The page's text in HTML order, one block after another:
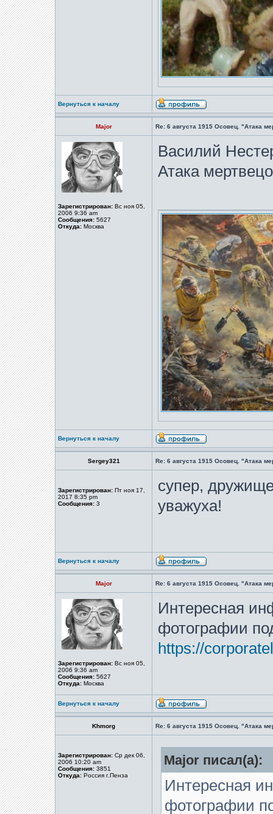
Вернуться к началу
Major Re: 6 августа 1915 Осовец. "Атака
Зарегистрирован: Вс ноя 05,
2006 9:36 am
Сообщения: 5627
Откуда: Москва
Василий
Атака
Вернуться к началу
Sergey321 Re: 6 августа 1915 Осовец. "Атака
Зарегистрирован: Пт ноя 17,
2017 8:35 pm
Сообщения: 3
супер,
уважуха!
Вернуться к началу
Major Re: 6 августа 1915 Осовец. "Атака
Зарегистрирован: Вс ноя 05,
2006 9:36 am
Сообщения: 5627
Откуда: Москва
Интересная
фотографии
https://
Вернуться к началу
Khmorg Re: 6 августа 1915 Осовец. "Атака
Зарегистрирован: Ср дек 06,
2006 10:20 am
Сообщения: 3851
Откуда: Россия г.Пенза
Major писал(а):
Интересная
фотографии